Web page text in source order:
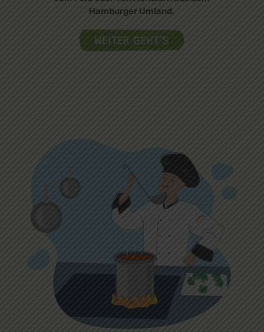
Hamburger Umland.
WEITER GEHT'S